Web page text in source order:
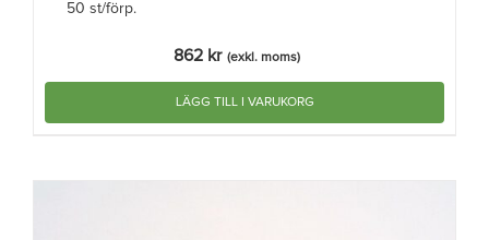
50 st/förp.
862 kr (exkl. moms)
LÄGG TILL I VARUKORG